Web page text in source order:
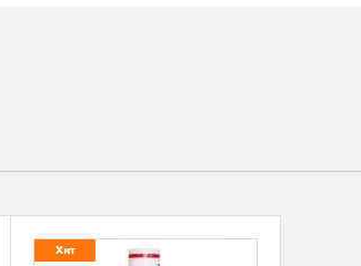
Хит